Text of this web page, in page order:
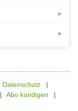
Datenschutz
Abo kündigen